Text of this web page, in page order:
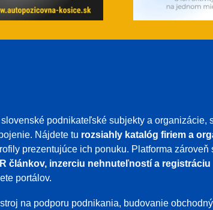
podnikateľské subjekty a organizácie,
Nájdete tu rozsiahly katalóg firiem a
prezentujúce ich ponuku. Platforma zároveň
článkov, inzerciu nehnuteľností a registráciu
portálov.
na podporu podnikania, budovanie